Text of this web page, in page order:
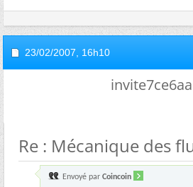
23/02/2007, 16h10
Re : Mécanique des
Envoyé par Coincoin